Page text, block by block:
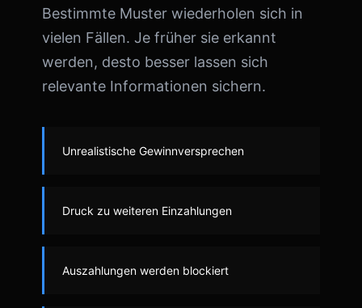
Bestimmte Muster wiederholen sich in
vielen Fällen. Je früher sie erkannt
werden, desto besser lassen sich
relevante Informationen sichern.
Unrealistische Gewinnversprechen
Druck zu weiteren Einzahlungen
Auszahlungen werden blockiert